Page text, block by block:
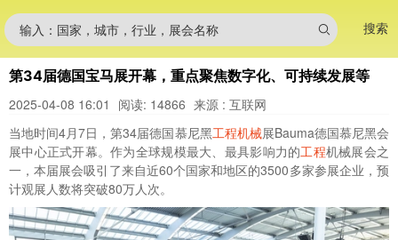
输入：国家，城市，行业，展会名称 搜索
第34届德国宝马展开幕，重点聚焦数字化、可持续发展等
2025-04-08 16:01
阅读: 14866 来源 : 互联网
当地时间4月7日，第34届德国慕尼黑工程机械展Bauma德国慕尼黑会
展中心正式开幕。作为全球规模最大、最具影响力的工程机械展会之
一，本届展会吸引了来自近60个国家和地区的3500多家参展企业，预
计观展人数将突破80万人次。